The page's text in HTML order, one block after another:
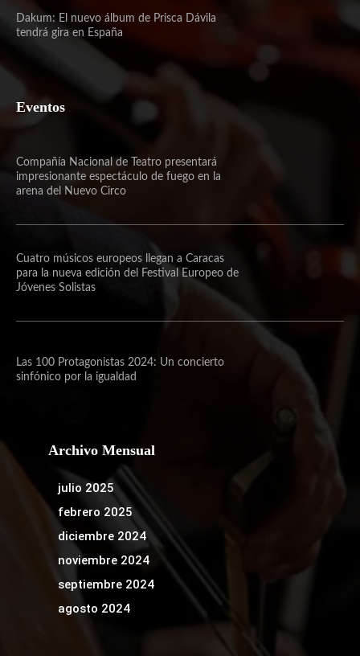
Dakum: El nuevo álbum de Prisca Dávila
tendrá gira en España
Eventos
Compañía Nacional de Teatro presentará
impresionante espectáculo de fuego en la
arena del Nuevo Circo
Cuatro músicos europeos llegan a Caracas
para la nueva edición del Festival Europeo de
Jóvenes Solistas
Las 100 Protagonistas 2024: Un concierto
sinfónico por la igualdad
Archivo Mensual
julio 2025
febrero 2025
diciembre 2024
noviembre 2024
septiembre 2024
agosto 2024